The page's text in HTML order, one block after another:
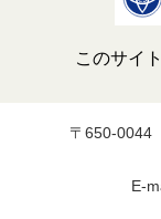
このサイ
〒650-0044
E-